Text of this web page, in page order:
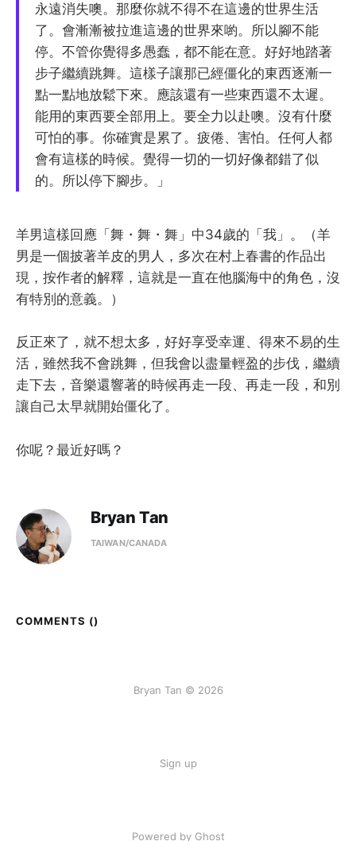
永遠消失噢。那麼你就不得不在這邊的世界生活
了。會漸漸被拉進這邊的世界來喲。所以腳不能
停。不管你覺得多愚蠢，都不能在意。好好地踏著
步子繼續跳舞。這樣子讓那已經僵化的東西逐漸一
點一點地放鬆下來。應該還有一些東西還不太遲。
能用的東西要全部用上。要全力以赴噢。沒有什麼
可怕的事。你確實是累了。疲倦、害怕。任何人都
會有這樣的時候。覺得一切的一切好像都錯了似
的。所以停下腳步。」
羊男這樣回應「舞・舞・舞」中34歲的「我」。（羊
男是一個披著羊皮的男人，多次在村上春書的作品出
現，按作者的解釋，這就是一直在他腦海中的角色，沒
有特別的意義。）
反正來了，就不想太多，好好享受幸運、得來不易的生
活，雖然我不會跳舞，但我會以盡量輕盈的步伐，繼續
走下去，音樂還響著的時候再走一段、再走一段，和別
讓自己太早就開始僵化了。
你呢？最近好嗎？
Bryan Tan
TAIWAN/CANADA
COMMENTS ()
Bryan Tan © 2026
Sign up
Powered by Ghost